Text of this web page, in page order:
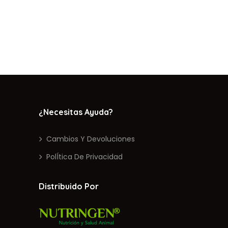
¿Necesitas Ayuda?
Cambios Y Devoluciones
PolÍtica De Privacidad
Distribuido Por